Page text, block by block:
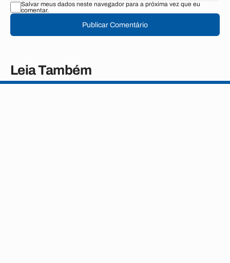
Salvar meus dados neste navegador para a próxima vez que eu
comentar.
Publicar Comentário
Leia Também